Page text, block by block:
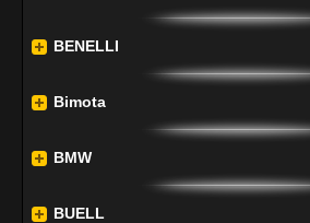
BENELLI
Bimota
BMW
BUELL